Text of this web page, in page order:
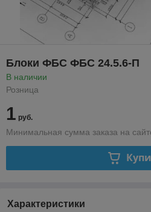
Блоки ФБС ФБС 24.5.6-П
В наличии
Розница
1 руб.
Минимальная сумма заказа на
Характеристики